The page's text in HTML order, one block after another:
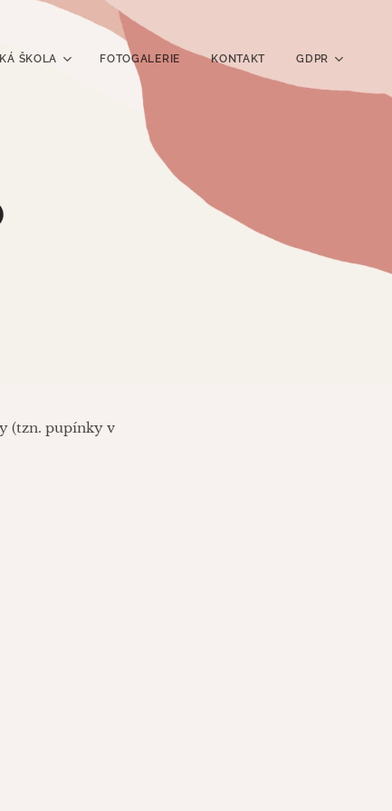
ŠKOLA FOTOGALERIE KONTAKT GDPR
(tzn. pupínky v